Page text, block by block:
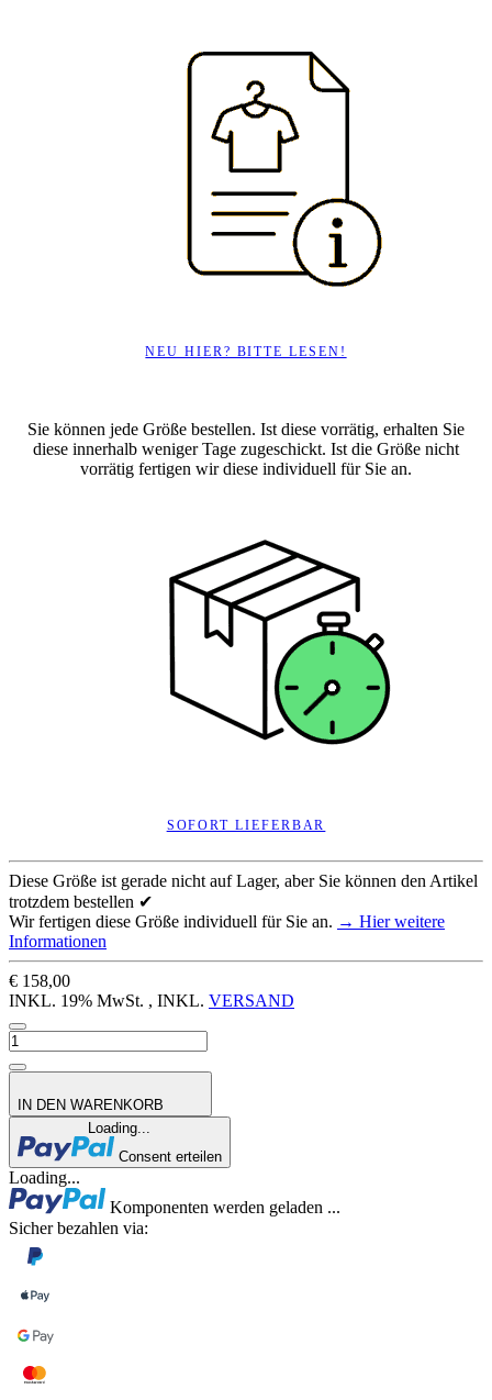
NEU HIER? BITTE LESEN!
Sie können jede Größe bestellen. Ist diese vorrätig, erhalten Sie
diese innerhalb weniger Tage zugeschickt. Ist die Größe nicht
vorrätig fertigen wir diese individuell für Sie an.
SOFORT LIEFERBAR
Diese Größe ist gerade nicht auf Lager, aber Sie können den Artikel
trotzdem bestellen ✔
Wir fertigen diese Größe individuell für Sie an. → Hier weitere
Informationen
€ 158,00
INKL. 19% MwSt. , INKL. VERSAND
IN DEN WARENKORB
Loading...
Consent erteilen
Loading...
Komponenten werden geladen ...
Sicher bezahlen via: